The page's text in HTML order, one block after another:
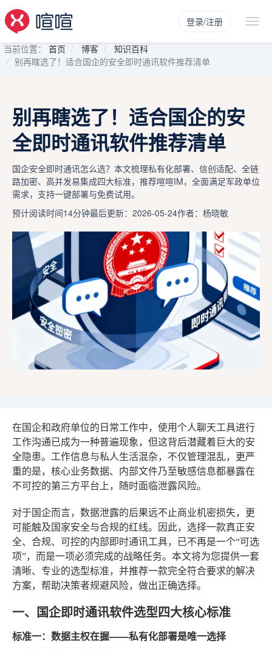
登录/注册
当前位置： 首页 博客
知识百科
别再瞎选了！适合国企的安全即时通讯软件推荐清单
别再瞎选了！适合国企的安
全即时通讯软件推荐清单
国企安全即时通讯怎么选？本文梳理私有化部署、信创适配、全链
路加密、高并发易集成四大标准，推荐喧喧IM，全面满足军政单位
需求，支持一键部署与免费试用。
预计阅读时间14分钟最后更新：2026-05-24作者：杨晓敏
在国企和政府单位的日常工作中，使用个人聊天工具进行
工作沟通已成为一种普遍现象，但这背后潜藏着巨大的安
全隐患。工作信息与私人生活混杂，不仅管理混乱，更严
重的是，核心业务数据、内部文件乃至敏感信息都暴露在
不可控的第三方平台上，随时面临泄露风险。
对于国企而言，数据泄露的后果远不止商业机密损失，更
可能触及国家安全与合规的红线。因此，选择一款真正安
全、合规、可控的内部即时通讯工具，已不再是一个“可选
项”，而是一项必须完成的战略任务。本文将为您提供一套
清晰、专业的选型标准，并推荐一款完全符合要求的解决
方案，帮助决策者规避风险，做出正确选择。
一、国企即时通讯软件选型四大核心标准
标准一：数据主权在握——私有化部署是唯一选择